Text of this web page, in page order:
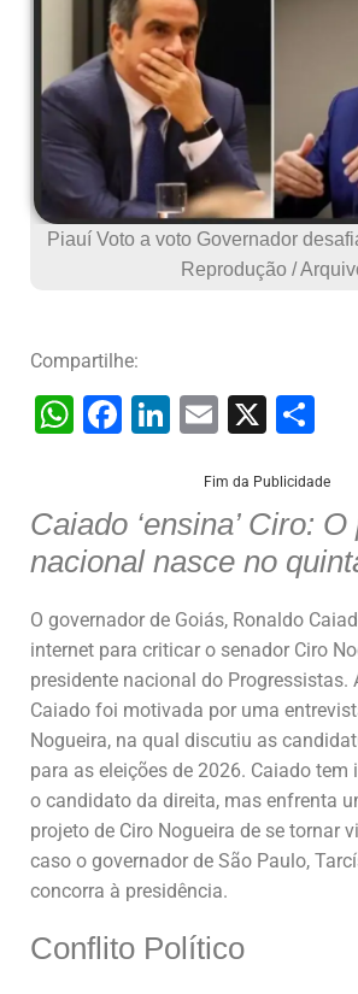
Piauí Voto a voto Governador
Reprodução /
Compartilhe:
W
s
A
p
p
F
e
b
o
o
k
Li
e
dI
n
E
ai
l
X
ar
e
Fim da Publicidade
Caiado ‘ensina’ Ciro:
nacional nasce no
O governador de Goiás, Ronaldo
internet para criticar o senador Ciro
presidente nacional do Progressistas.
Caiado foi motivada por uma
Nogueira, na qual discutiu as
para as eleições de 2026. Caiado tem
o candidato da direita, mas enfrenta
projeto de Ciro Nogueira de se tornar
caso o governador de São Paulo,
concorra à presidência.
Conflito Político